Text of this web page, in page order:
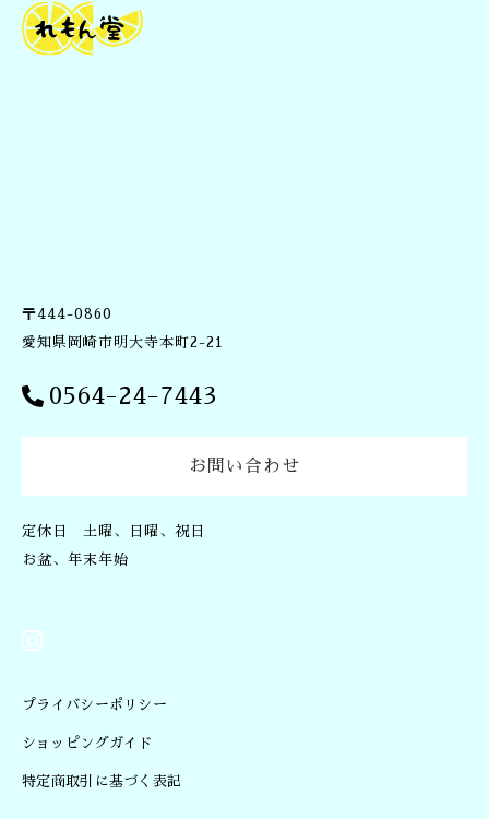
〒444-0860
愛知県岡崎市明大寺本町2-21
0564-24-7443
お問い合わせ
定休日 土曜、日曜、祝日
お盆、年末年始
プライバシーポリシー
ショッピングガイド
特定商取引に基づく表記